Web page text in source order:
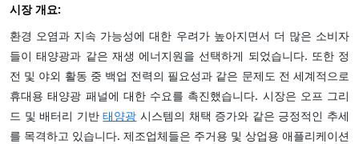
시장 개요:
환경 오염과 지속 가능성에 대한 우려가 높아지면서 더 많은 소비자
들이 태양광과 같은 재생 에너지원을 선택하게 되었습니다. 또한 정
전 및 야외 활동 중 백업 전력의 필요성과 같은 문제도 전 세계적으로
휴대용 태양광 패널에 대한 수요를 촉진했습니다. 시장은 오프 그리
드 및 배터리 기반태양광 시스템의 채택 증가와 같은 긍정적인 추세
를 목격하고 있습니다. 제조업체들은 주거용 및 상업용 애플리케이션